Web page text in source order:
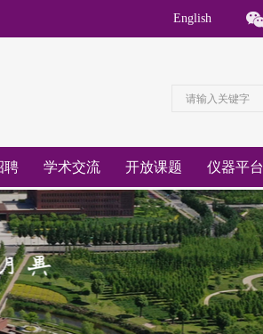
English
聘 学术交流 开放课题 仪器平台